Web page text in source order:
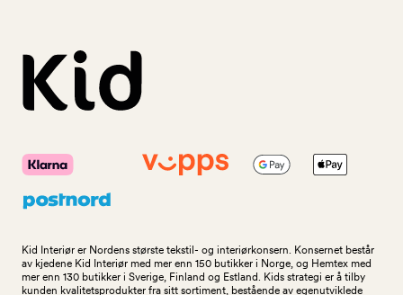
Kid Interiør er Nordens største tekstil- og interiørkonsern. Konsernet består
av kjedene Kid Interiør med mer enn 150 butikker i Norge, og Hemtex med
mer enn 130 butikker i Sverige, Finland og Estland. Kids strategi er å tilby
kunden kvalitetsprodukter fra sitt sortiment, bestående av egenutviklede